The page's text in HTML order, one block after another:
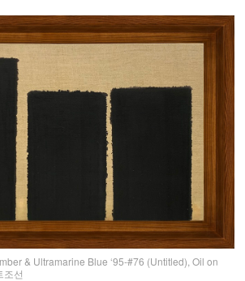
& Ultramarine Blue ‘95-#76 (Untitled), Oil on
조선